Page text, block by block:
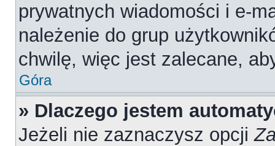
prywatnych wiadomości i e-
należenie do grup
chwilę, więc jest zalecane,
Góra
» Dlaczego jestem
Jeżeli nie zaznaczysz opcji